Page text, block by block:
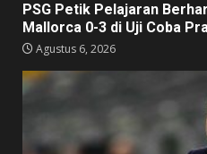
PSG Petik Pelajaran
Mallorca 0-3 di Uji Coba
Agustus 6, 2026